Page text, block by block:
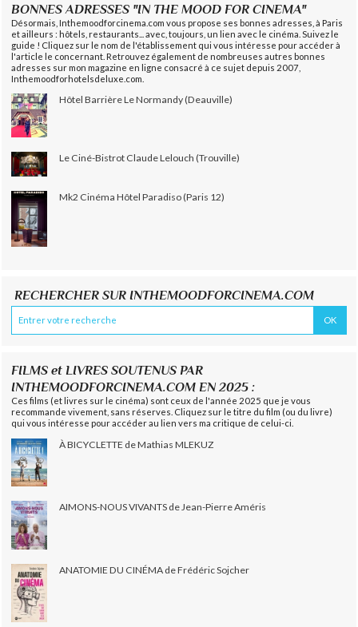
BONNES ADRESSES "IN THE MOOD FOR CINEMA"
Désormais, Inthemoodforcinema.com vous propose ses bonnes adresses, à Paris
et ailleurs : hôtels, restaurants... avec, toujours, un lien avec le cinéma. Suivez le
guide ! Cliquez sur le nom de l'établissement qui vous intéresse pour accéder à
l'article le concernant. Retrouvez également de nombreuses autres bonnes
adresses sur mon magazine en ligne consacré à ce sujet depuis 2007,
Inthemoodforhotelsdeluxe.com.
Hôtel Barrière Le Normandy (Deauville)
Le Ciné-Bistrot Claude Lelouch (Trouville)
Mk2 Cinéma Hôtel Paradiso (Paris 12)
RECHERCHER SUR INTHEMOODFORCINEMA.COM
FILMS et LIVRES SOUTENUS PAR
INTHEMOODFORCINEMA.COM EN 2025 :
Ces films (et livres sur le cinéma) sont ceux de l'année 2025 que je vous
recommande vivement, sans réserves. Cliquez sur le titre du film (ou du livre)
qui vous intéresse pour accéder au lien vers ma critique de celui-ci.
À BICYCLETTE de Mathias MLEKUZ
AIMONS-NOUS VIVANTS de Jean-Pierre Améris
ANATOMIE DU CINÉMA de Frédéric Sojcher